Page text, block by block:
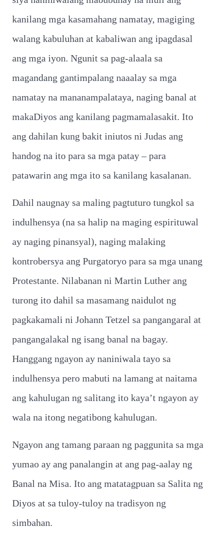
kanilang mga kasamahang namatay, magiging
walang kabuluhan at kabaliwan ang ipagdasal
ang mga iyon. Ngunit sa pag-alaala sa
magandang gantimpalang naaalay sa mga
namatay na mananampalataya, naging banal at
makaDiyos ang kanilang pagmamalasakit. Ito
ang dahilan kung bakit iniutos ni Judas ang
handog na ito para sa mga patay – para
patawarin ang mga ito sa kanilang kasalanan.
Dahil naugnay sa maling pagtuturo tungkol sa
indulhensya (na sa halip na maging espirituwal
ay naging pinansyal), naging malaking
kontrobersya ang Purgatoryo para sa mga unang
Protestante. Nilabanan ni Martin Luther ang
turong ito dahil sa masamang naidulot ng
pagkakamali ni Johann Tetzel sa pangangaral at
pangangalakal ng isang banal na bagay.
Hanggang ngayon ay naniniwala tayo sa
indulhensya pero mabuti na lamang at naitama
ang kahulugan ng salitang ito kaya’t ngayon ay
wala na itong negatibong kahulugan.
Ngayon ang tamang paraan ng paggunita sa mga
yumao ay ang panalangin at ang pag-aalay ng
Banal na Misa. Ito ang matatagpuan sa Salita ng
Diyos at sa tuloy-tuloy na tradisyon ng
simbahan.